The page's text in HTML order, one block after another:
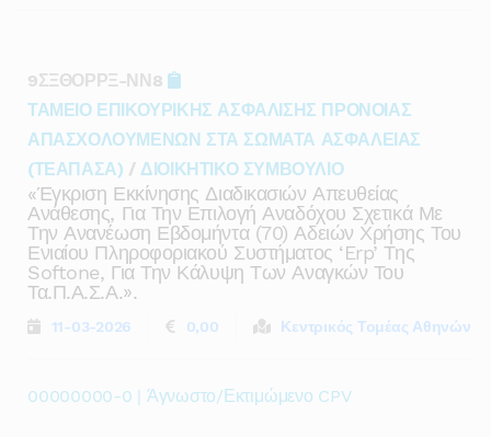
9ΣΞΘΟΡΡΞ-ΝΝ8
ΤΑΜΕΙΟ ΕΠΙΚΟΥΡΙΚΗΣ ΑΣΦΑΛΙΣΗΣ ΠΡΟΝΟΙΑΣ
ΑΠΑΣΧΟΛΟΥΜΕΝΩΝ ΣΤΑ ΣΩΜΑΤΑ ΑΣΦΑΛΕΙΑΣ
(ΤΕΑΠΑΣΑ) / ΔΙΟΙΚΗΤΙΚΟ ΣΥΜΒΟΥΛΙΟ
«έγκριση Εκκίνησης Διαδικασιών Απευθείας
Ανάθεσης, Για Την Επιλογή Αναδόχου Σχετικά Με
Την Ανανέωση Εβδομήντα (70) Αδειών Χρήσης Του
Ενιαίου Πληροφοριακού Συστήματος ‘erp’ Της
Softone, Για Την Κάλυψη Των Αναγκών Του
Τα.π.α.σ.α.».
11-03-2026 0,00 Κεντρικός Τομέας Αθηνών
00000000-0 | Άγνωστο/Εκτιμώμενο CPV